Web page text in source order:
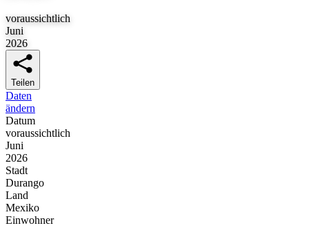
voraussichtlich
Juni
2026
Teilen
Daten
ändern
Datum
voraussichtlich
Juni
2026
Stadt
Durango
Land
Mexiko
Einwohner